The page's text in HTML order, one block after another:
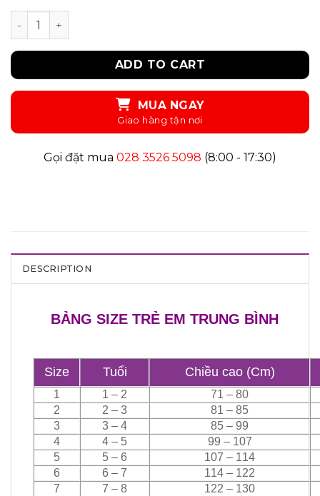
UKID17 - ĐỒ THUN quantity
ADD TO CART
MUA NGAY
Gọi đặt mua 028 3526 5098 (8:00 - 17:30)
DESCRIPTION
BẢNG SIZE TRẺ EM TRUNG BÌNH
Size Tuổi Chiều cao (Cm)
1 1 – 2
71 – 80
2
2 – 3
81 – 85
3
3 – 4
85 – 99
4
4 – 5
99 – 107
5
5 – 6
107 – 114
6
6 – 7
114 – 122
7
7 – 8
122 – 130